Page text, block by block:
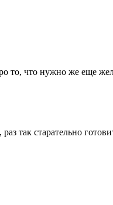
то, что нужно же еще
так старательно